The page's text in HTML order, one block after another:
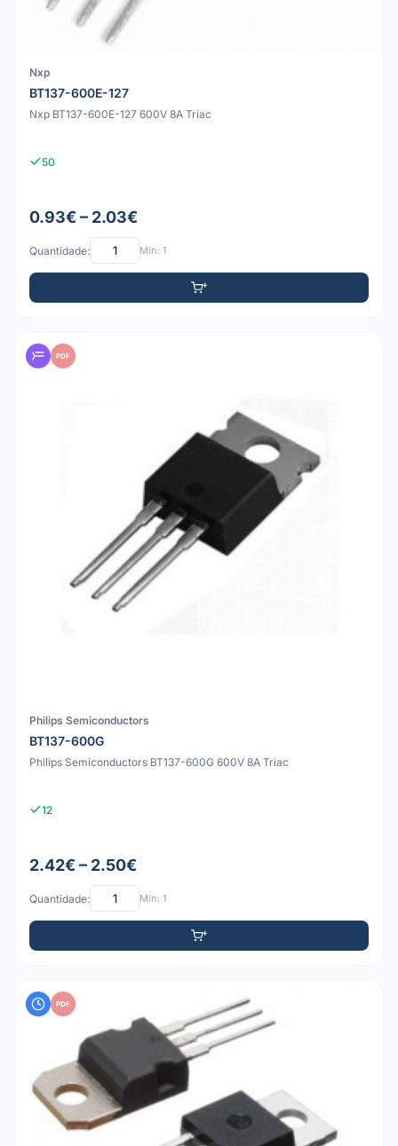
Nxp
BT137-600E-127
Nxp BT137-600E-127 600V 8A Triac
50
0.93€ – 2.03€
Quantidade: Mín: 1
PDF
Philips Semiconductors
BT137-600G
Philips Semiconductors BT137-600G 600V 8A Triac
12
2.42€ – 2.50€
Quantidade: Mín: 1
PDF